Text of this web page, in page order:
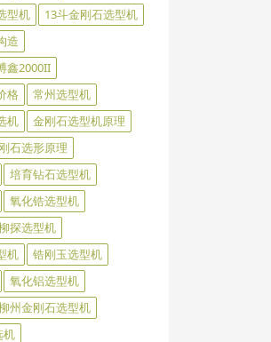
型机
13斗金刚石选型机
造
鑫2000II
格
常州选型机
机
金刚石选型机原理
石选形原理
培育钻石选型机
氧化锆选型机
探选型机
机
锆刚玉选型机
氧化铝选型机
州金刚石选型机
机